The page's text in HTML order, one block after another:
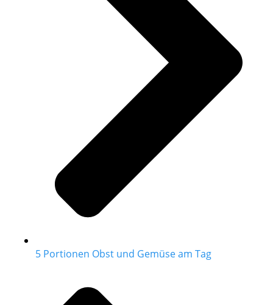
5 Portionen Obst und Gemüse am Tag